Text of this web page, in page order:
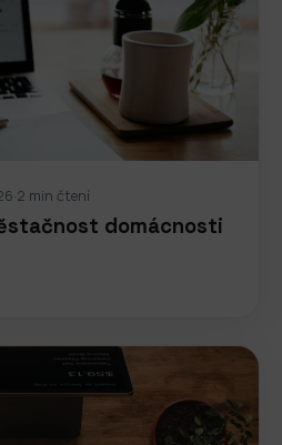
·2 min čtení
domácnosti